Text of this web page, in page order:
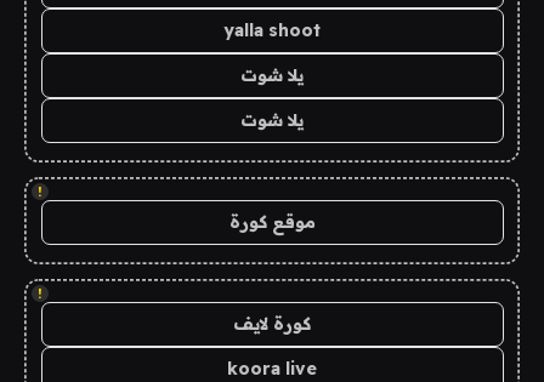
yalla shoot
يلا شوت
يلا شوت
!
موقع كورة
!
كورة لايف
koora live